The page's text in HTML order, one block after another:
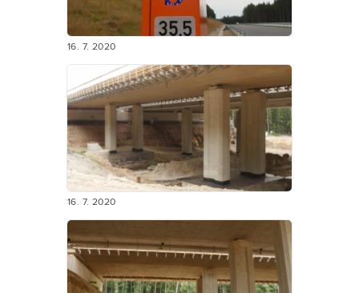
16. 7. 2020
16. 7. 2020